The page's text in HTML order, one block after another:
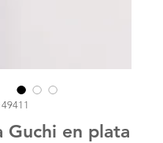
Guchi en plata